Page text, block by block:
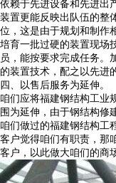
依赖于先进设备和先进出
装置更能反映出队伍的整
位，这是由于规划和制作
培育一批过硬的装置现场
员，能按要求完成任务。
的装置技术，配之以先进
四、以售后服务为延伸。
咱们应将福建钢结构工业
围为延伸，由于钢结构修
咱们做过的福建钢结构工
客户觉得咱们有职责，那
客户，以此做大咱们的商